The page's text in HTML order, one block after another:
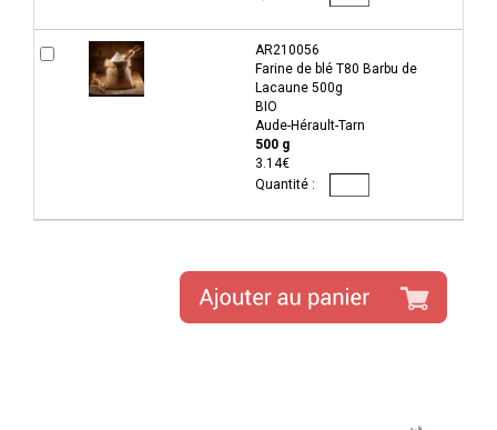
AR210056
Farine de blé T80 Barbu de
Lacaune 500g
BIO
Aude-Hérault-Tarn
500 g
3.14€